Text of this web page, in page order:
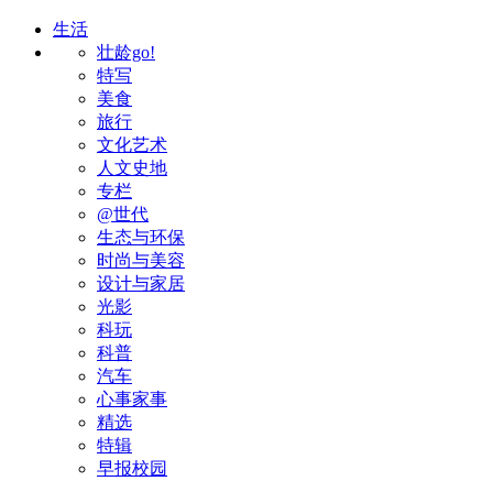
生活
壮龄go!
特写
美食
旅行
文化艺术
人文史地
专栏
@世代
生态与环保
时尚与美容
设计与家居
光影
科玩
科普
汽车
心事家事
精选
特辑
早报校园